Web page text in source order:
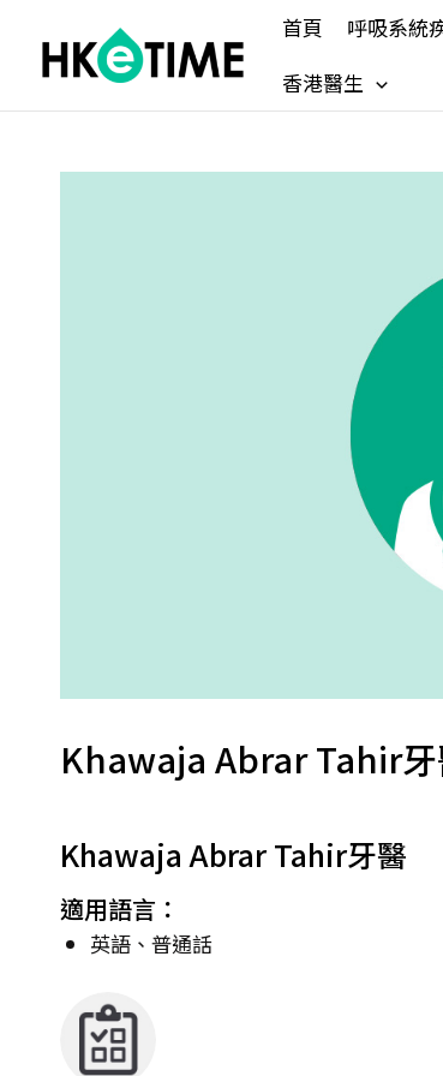
content
首頁 呼吸系統
香港醫生
Khawaja Abrar Tahir
Khawaja Abrar Tahir牙醫
適用語言：
英語、普通話